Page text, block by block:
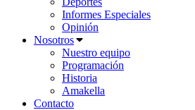
Informes Especiales
Opinión
Nosotros
Nuestro equipo
Programación
Historia
Amakella
Contacto